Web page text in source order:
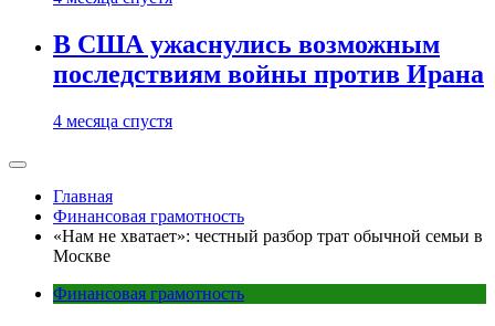
В США ужаснулись возможным
последствиям войны против Ирана
4 месяца спустя
Главная
Финансовая грамотность
«Нам не хватает»: честный разбор трат обычной семьи в
Москве
Финансовая грамотность